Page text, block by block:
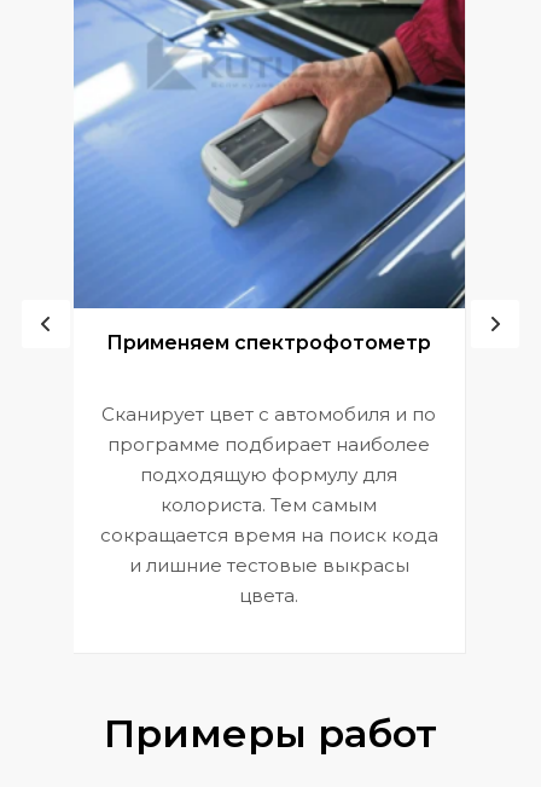
Применяем спектрофотометр
Сканирует цвет с автомобиля и по
программе подбирает наиболее
подходящую формулу для
колориста. Тем самым
сокращается время на поиск кода
и лишние тестовые выкрасы
цвета.
Примеры работ